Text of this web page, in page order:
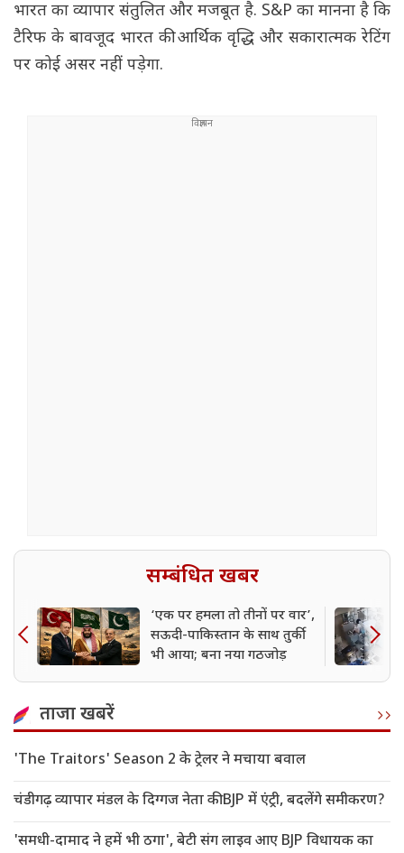
भारत का व्यापार संतुलित और मजबूत है. S&P का मानना है कि
टैरिफ के बावजूद भारत की आर्थिक वृद्धि और सकारात्मक रेटिंग
पर कोई असर नहीं पड़ेगा.
सम्बंधित खबर
‘एक पर हमला तो तीनों पर वार’,
सऊदी-पाकिस्तान के साथ तुर्की
भी आया; बना नया गठजोड़
ताजा खबरें
'The Traitors' Season 2 के ट्रेलर ने मचाया बवाल
चंडीगढ़ व्यापार मंडल के दिग्गज नेता की BJP में एंट्री, बदलेंगे समीकरण?
'समधी-दामाद ने हमें भी ठगा', बेटी संग लाइव आए BJP विधायक का